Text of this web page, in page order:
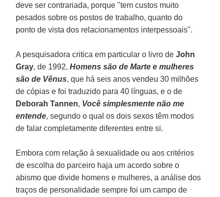
deve ser contrariada, porque "tem custos muito
pesados sobre os postos de trabalho, quanto do
ponto de vista dos relacionamentos interpessoais".
A pesquisadora critica em particular o livro deJohn
Gray, de 1992,Homens são de Marte e mulheres
são de Vênus, que há seis anos vendeu 30 milhões
de cópias e foi traduzido para 40 línguas, e o de
Deborah Tannen, Você simplesmente não me
entende, segundo o qual os dois sexos têm modos
de falar completamente diferentes entre si.
Embora com relação à sexualidade ou aos critérios
de escolha do parceiro haja um acordo sobre o
abismo que divide homens e mulheres, a análise dos
traços de personalidade sempre foi um campo de